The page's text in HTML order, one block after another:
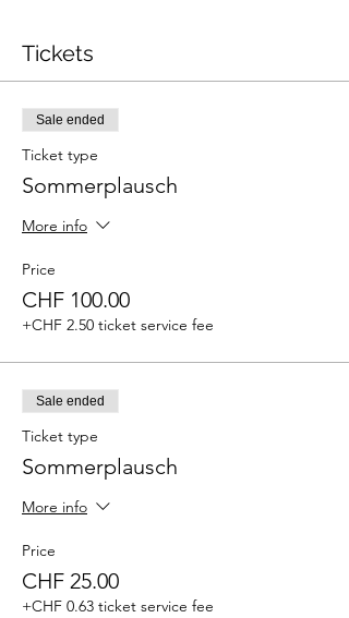
Tickets
Sale ended
Ticket type
Sommerplausch
More info
Price
CHF 100.00
+CHF 2.50 ticket service fee
Sale ended
Ticket type
Sommerplausch
More info
Price
CHF 25.00
+CHF 0.63 ticket service fee